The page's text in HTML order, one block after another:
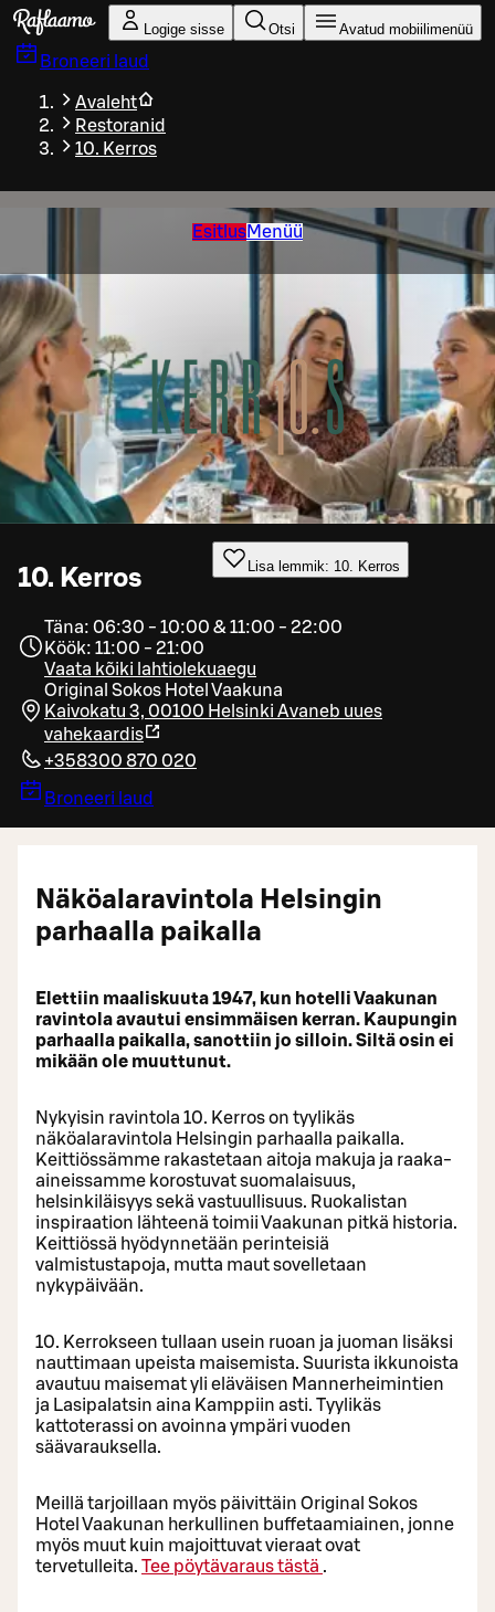
Liigu peamise sisu juurde
Logige sisse Otsi Avatud mobiilimenüü
Broneeri laud
Avaleht
Restoranid
10. Kerros
EsitlusMenüü
10. Kerros Lisa lemmik: 10. Kerros
Täna: 06:30 - 10:00 & 11:00 - 22:00
Köök: 11:00 - 21:00
Vaata kõiki lahtiolekuaegu
Original Sokos Hotel Vaakuna
Kaivokatu 3, 00100 Helsinki Avaneb uues
vahekaardis
+358300 870 020
Broneeri laud
Näköalaravintola Helsingin
parhaalla paikalla
Elettiin maaliskuuta 1947, kun hotelli Vaakunan
ravintola avautui ensimmäisen kerran. Kaupungin
parhaalla paikalla, sanottiin jo silloin. Siltä osin ei
mikään ole muuttunut.
Nykyisin ravintola 10. Kerros on tyylikäs
näköalaravintola Helsingin parhaalla paikalla.
Keittiössämme rakastetaan aitoja makuja ja raaka-
aineissamme korostuvat suomalaisuus,
helsinkiläisyys sekä vastuullisuus. Ruokalistan
inspiraation lähteenä toimii Vaakunan pitkä historia.
Keittiössä hyödynnetään perinteisiä
valmistustapoja, mutta maut sovelletaan
nykypäivään.
10. Kerrokseen tullaan usein ruoan ja juoman lisäksi
nauttimaan upeista maisemista. Suurista ikkunoista
avautuu maisemat yli eläväisen Mannerheimintien
ja Lasipalatsin aina Kamppiin asti. Tyylikäs
kattoterassi on avoinna ympäri vuoden
säävarauksella.
Meillä tarjoillaan myös päivittäin Original Sokos
Hotel Vaakunan herkullinen buffetaamiainen, jonne
myös muut kuin majoittuvat vieraat ovat
tervetulleita. Tee pöytävaraus tästä .